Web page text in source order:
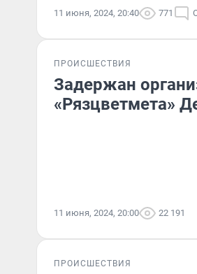
11 июня, 2024, 20:40 771
ПРОИСШЕСТВИЯ
Задержан
«Рязцветмета»
11 июня, 2024, 20:00 22 191
ПРОИСШЕСТВИЯ